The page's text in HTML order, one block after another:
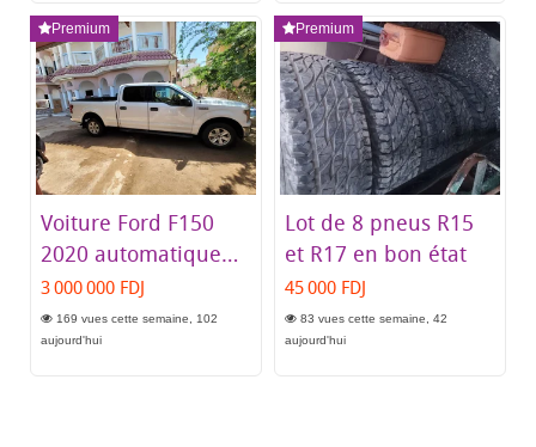
Premium
Voiture Ford F150
2020 automatique
en très bon état
3 000 000 FDJ
169 vues cette semaine, 102
aujourd'hui
Premium
Lot de 8 pneus R15
et R17 en bon état
45 000 FDJ
83 vues cette semaine, 42
aujourd'hui